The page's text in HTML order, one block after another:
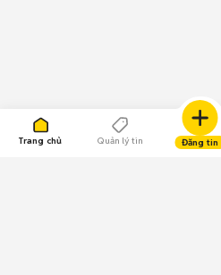
Trang chủ Quản lý tin Đăng tin